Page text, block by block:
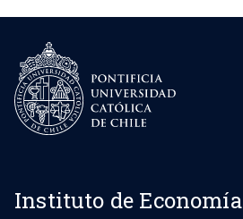
Instituto de Economía